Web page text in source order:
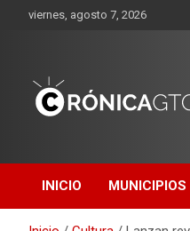
viernes, agosto 7, 2026
INICIO MUNICIPIOS